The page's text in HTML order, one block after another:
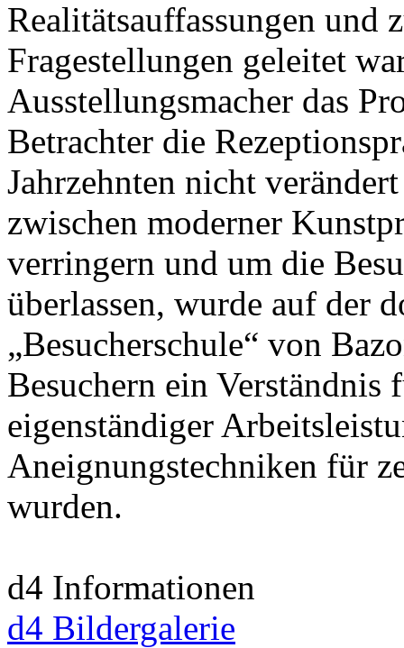
Realitätsauffassungen und
Fragestellungen geleitet
Ausstellungsmacher das
Betrachter die
Jahrzehnten nicht
zwischen moderner
verringern und um die
überlassen, wurde auf der
„Besucherschule“ von
Besuchern ein Verständnis
eigenständiger
Aneignungstechniken für
wurden.
d4 Informationen
d4 Bildergalerie